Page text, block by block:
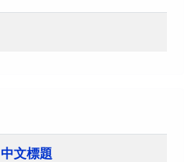
中文標題